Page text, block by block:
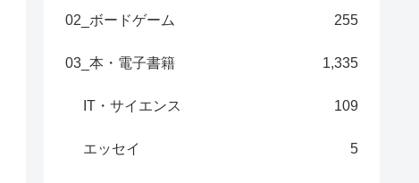
02_ボードゲーム 255
03_本・電子書籍 1,335
IT・サイエンス 109
エッセイ 5